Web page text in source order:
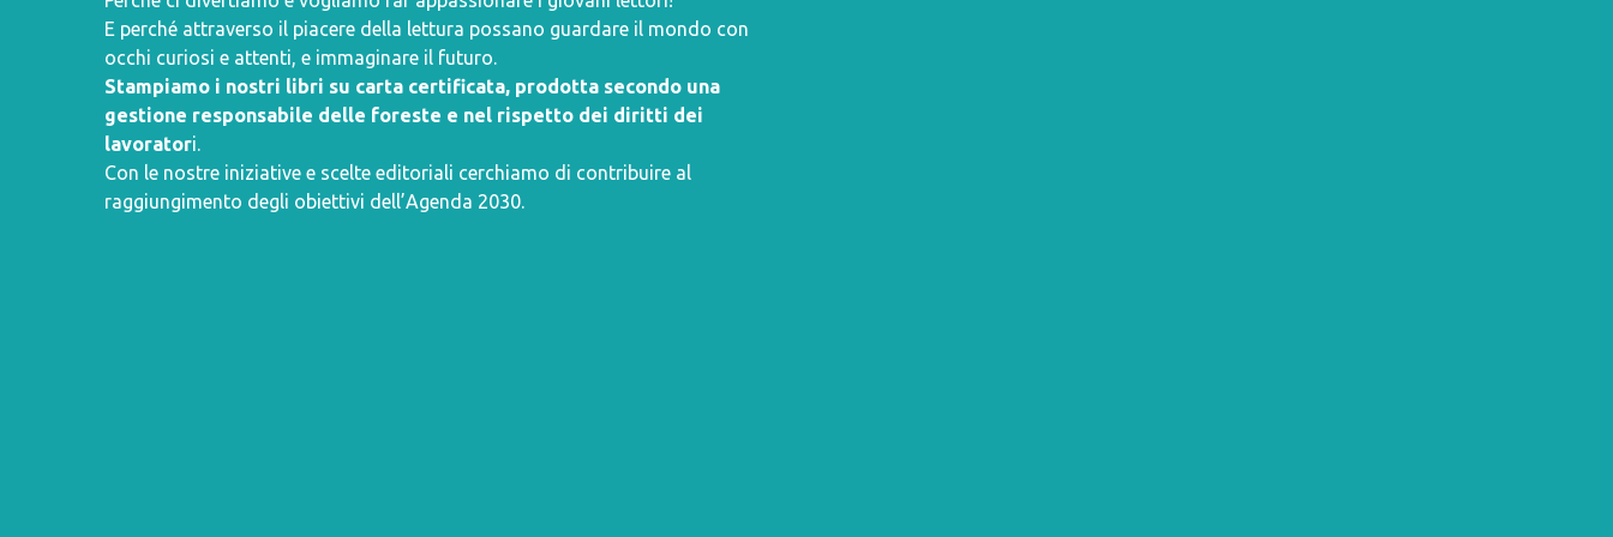
E perché attraverso il piacere della lettura possano guardare il mondo con
occhi curiosi e attenti, e immaginare il futuro.
Stampiamo i nostri libri su carta certificata, prodotta secondo una
gestione responsabile delle foreste e nel rispetto dei diritti dei
lavoratori.
Con le nostre iniziative e scelte editoriali cerchiamo di contribuire al
raggiungimento degli obiettivi dell’Agenda 2030.